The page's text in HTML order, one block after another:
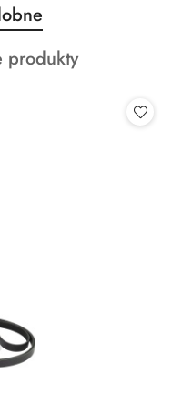
produkty